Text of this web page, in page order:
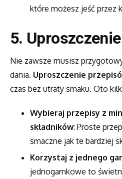
które możesz jeść przez
5.
Nie zawsze musisz
dania. Uproszczenie
czas bez utraty smaku. Oto
Wybieraj przepisy z
składników: Proste
smaczne jak te bardziej
Korzystaj z jednego
jednogarnkowe to